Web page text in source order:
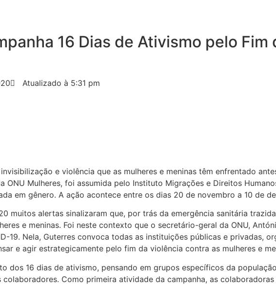
16 Dias de Ativismo pelo
Atualizado à 5:31 pm
e violência que as mulheres e meninas têm enfrentado
ONU Mulheres, foi assumida pelo Instituto Migrações e Direitos
em gênero. A ação acontece entre os dias 20 de novembro a 10 de
muitos alertas sinalizaram que, por trás da emergência sanitária
e meninas. Foi neste contexto que o secretário-geral da ONU,
19. Nela, Guterres convoca todas as instituições públicas e privadas,
e agir estrategicamente pelo fim da violência contra as mulheres e
dos 16 dias de ativismo, pensando em grupos específicos da
Como primeira atividade da campanha, as